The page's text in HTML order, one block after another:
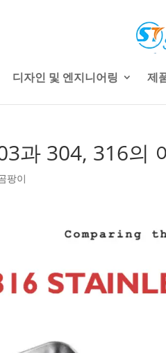
디자인 및 엔지니어링 제
과 304, 316의
팡이